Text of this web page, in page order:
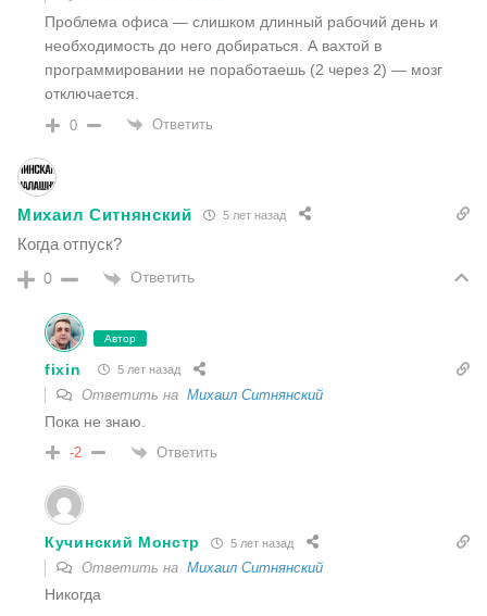
Проблема офиса — слишком длинный рабочий день и
необходимость до него добираться. А вахтой в
программировании не поработаешь (2 через 2) — мозг
отключается.
0 Ответить
Михаил Ситнянский 5 лет назад
Когда отпуск?
0 Ответить
Автор
fixin 5 лет назад
Ответить на Михаил Ситнянский
Пока не знаю.
-2 Ответить
Кучинский Монстр 5 лет назад
Ответить на Михаил Ситнянский
Никогда